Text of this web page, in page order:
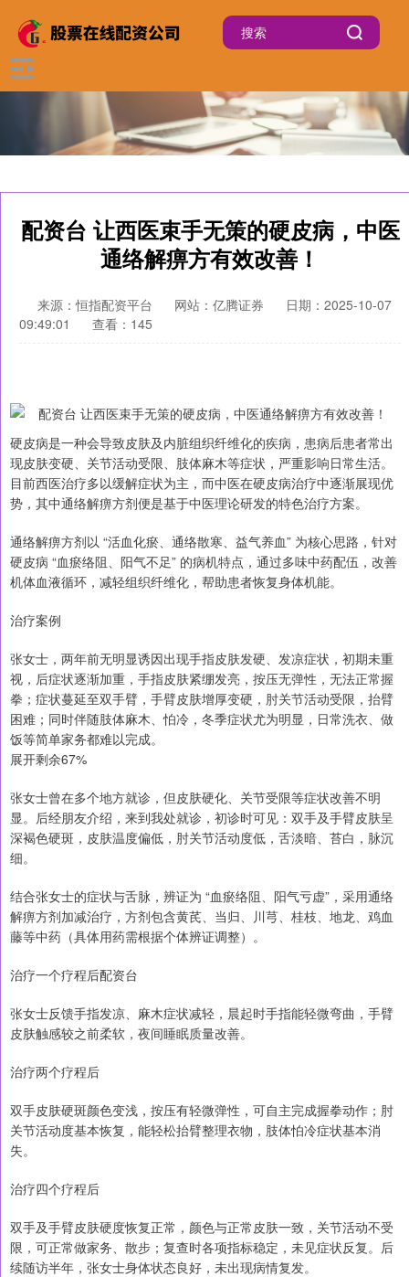
配资台 让西医束手无策的硬皮病，中医
通络解痹方有效改善！
来源：恒指配资平台 网站：亿腾证券
日期：2025-10-07
09:49:01
查看：145
硬皮病是一种会导致皮肤及内脏组织纤维化的疾病，患病后患者常出
现皮肤变硬、关节活动受限、肢体麻木等症状，严重影响日常生活。
目前西医治疗多以缓解症状为主，而中医在硬皮病治疗中逐渐展现优
势，其中通络解痹方剂便是基于中医理论研发的特色治疗方案。
通络解痹方剂以 “活血化瘀、通络散寒、益气养血” 为核心思路，针对
硬皮病 “血瘀络阻、阳气不足” 的病机特点，通过多味中药配伍，改善
机体血液循环，减轻组织纤维化，帮助患者恢复身体机能。
治疗案例
张女士，两年前无明显诱因出现手指皮肤发硬、发凉症状，初期未重
视，后症状逐渐加重，手指皮肤紧绷发亮，按压无弹性，无法正常握
拳；症状蔓延至双手臂，手臂皮肤增厚变硬，肘关节活动受限，抬臂
困难；同时伴随肢体麻木、怕冷，冬季症状尤为明显，日常洗衣、做
饭等简单家务都难以完成。
展开剩余67%
张女士曾在多个地方就诊，但皮肤硬化、关节受限等症状改善不明
显。后经朋友介绍，来到我处就诊，初诊时可见：双手及手臂皮肤呈
深褐色硬斑，皮肤温度偏低，肘关节活动度低，舌淡暗、苔白，脉沉
细。
结合张女士的症状与舌脉，辨证为 “血瘀络阻、阳气亏虚”，采用通络
解痹方剂加减治疗，方剂包含黄芪、当归、川芎、桂枝、地龙、鸡血
藤等中药（具体用药需根据个体辨证调整）。
治疗一个疗程后配资台
张女士反馈手指发凉、麻木症状减轻，晨起时手指能轻微弯曲，手臂
皮肤触感较之前柔软，夜间睡眠质量改善。
治疗两个疗程后
双手皮肤硬斑颜色变浅，按压有轻微弹性，可自主完成握拳动作；肘
关节活动度基本恢复，能轻松抬臂整理衣物，肢体怕冷症状基本消
失。
治疗四个疗程后
双手及手臂皮肤硬度恢复正常，颜色与正常皮肤一致，关节活动不受
限，可正常做家务、散步；复查时各项指标稳定，未见症状反复。后
续随访半年，张女士身体状态良好，未出现病情复发。